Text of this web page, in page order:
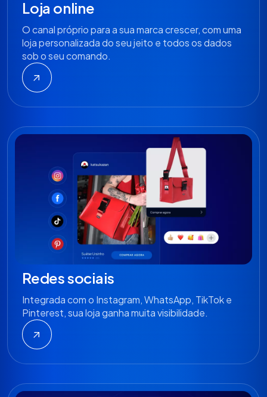
Loja online
O canal próprio para a sua marca crescer, com uma
loja personalizada do seu jeito e todos os dados
sob o seu comando.
Redes sociais
Integrada com o Instagram, WhatsApp, TikTok e
Pinterest, sua loja ganha muita visibilidade.